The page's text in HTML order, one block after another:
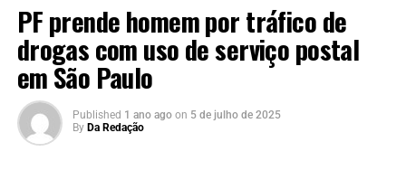
PF prende homem por tráfico de
drogas com uso de serviço postal
em São Paulo
Published 1 ano ago on 5 de julho de 2025
By Da Redação